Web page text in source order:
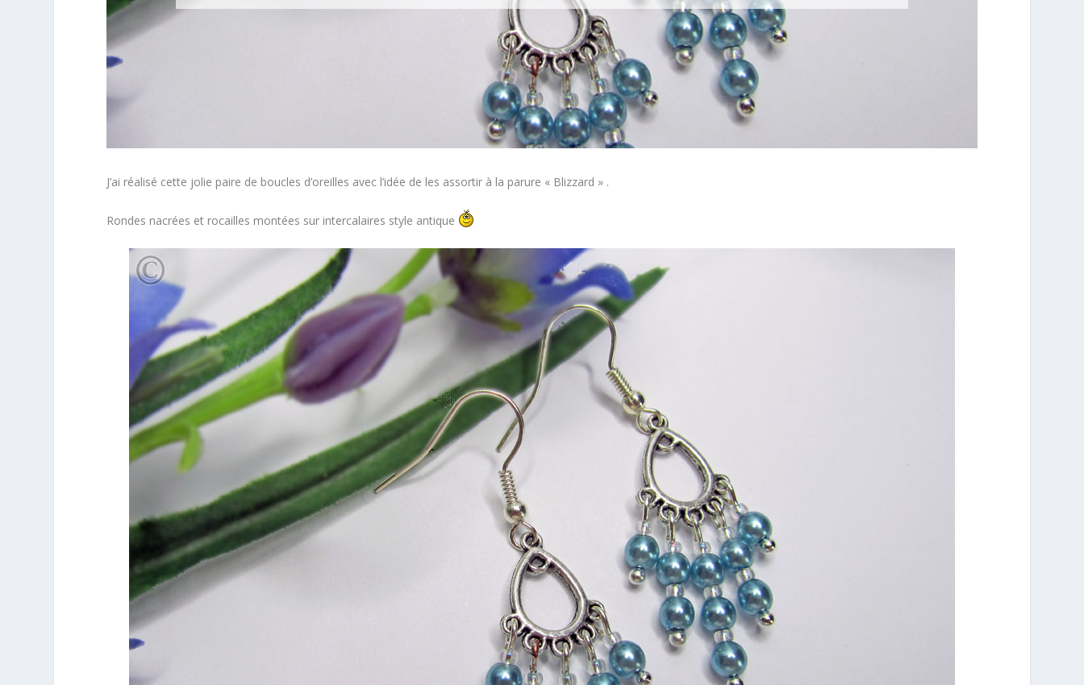
J’ai réalisé cette jolie paire de boucles d’oreilles avec l’idée de les assortir à la parure « Blizzard » .
Rondes nacrées et rocailles montées sur intercalaires style antique